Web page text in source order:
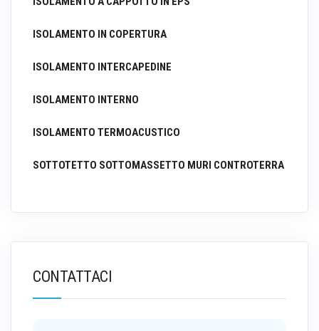
ISOLAMENTO IN COPERTURA
ISOLAMENTO INTERCAPEDINE
ISOLAMENTO INTERNO
ISOLAMENTO TERMOACUSTICO
SOTTOTETTO SOTTOMASSETTO MURI CONTROTERRA
CONTATTACI